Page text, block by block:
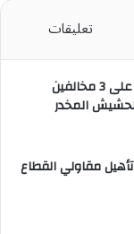
تعليقات
حرس الحدود بعسير يقبض على 3 مخالفين
مقاولي القطاع